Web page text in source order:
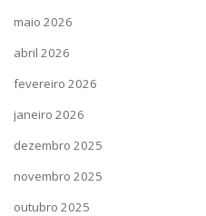
maio 2026
abril 2026
fevereiro 2026
janeiro 2026
dezembro 2025
novembro 2025
outubro 2025